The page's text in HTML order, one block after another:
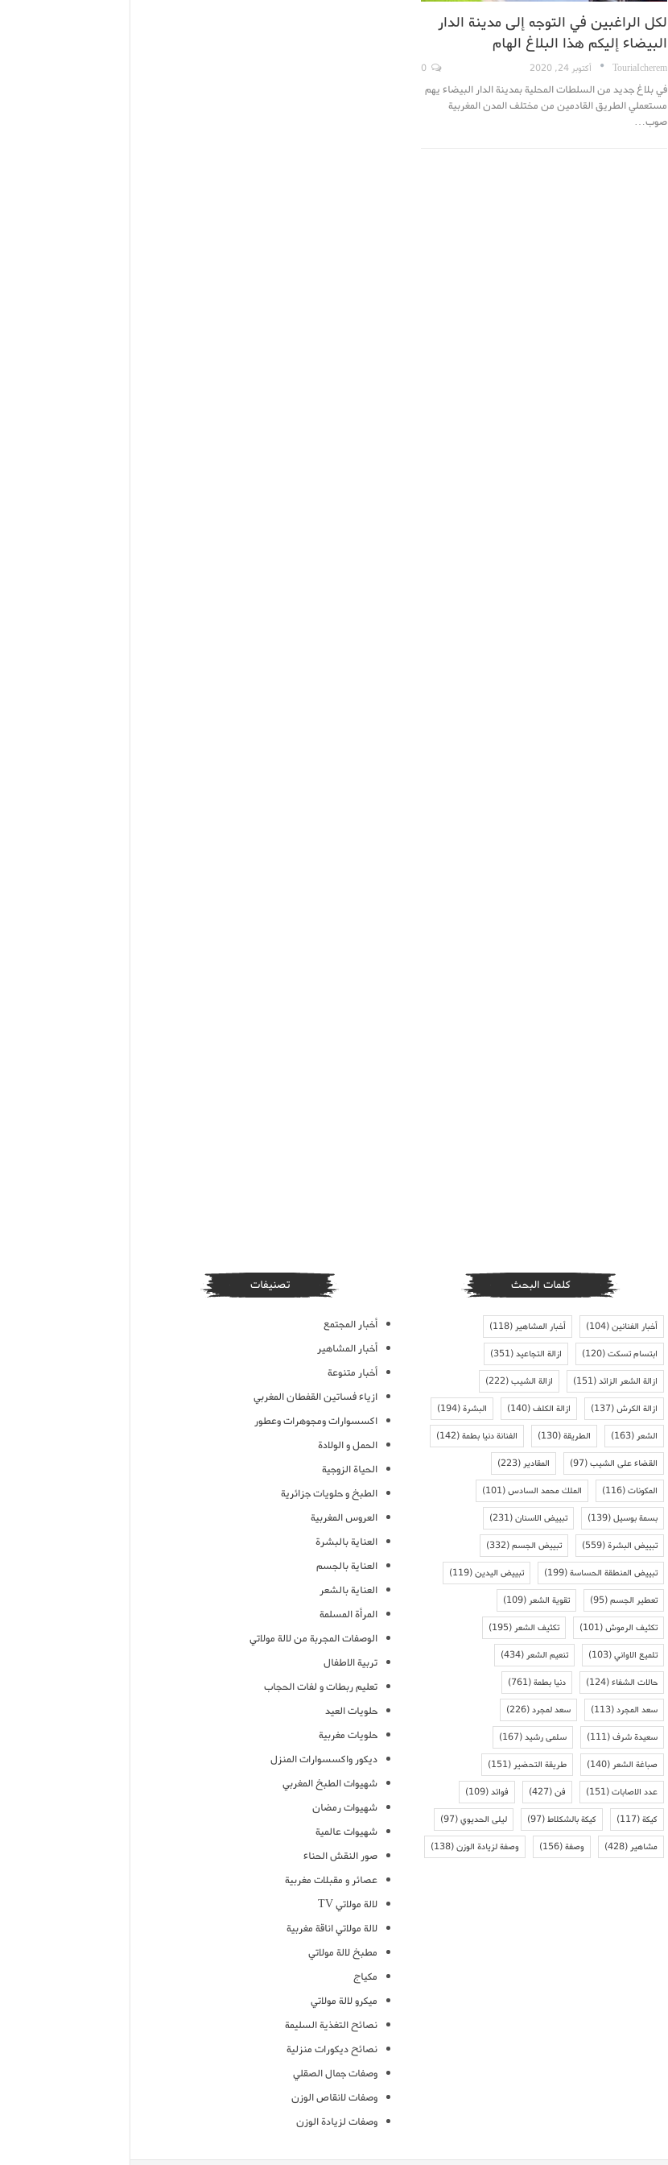
لكل الراغبين في التوجه إلى مدينة الدار
البيضاء إليكم هذا البلاغ الهام
TouriaIcherem أكتوبر 24, 2020
في بلاغ جديد من السلطات المحلية بمدينة الدار البيضاء يهم
مستعملي الطريق القادمين من مختلف المدن المغربية
صوب…
كلمات البحث
أخبار الفنانين(104) أخبار المشاهير(118)
ابتسام تسكت(120) ازالة التجاعيد(351)
ازالة الشعر الزائد(151) ازالة الشيب(222)
ازالة الكرش(137) ازالة الكلف(140) البشرة(194)
الشعر(163) الطريقة(130) الفنانة دنيا بطمة(142)
القضاء على الشيب(97) المقادير(223)
المكونات(116) الملك محمد السادس(101)
بسمة بوسيل(139) تبييض الاسنان(231)
تبييض البشرة(559) تبييض الجسم(332)
تبييض المنطقة الحساسة(199) تبييض اليدين(119)
تعطير الجسم(95) تقوية الشعر(109)
تكثيف الرموش(101) تكثيف الشعر(195)
تلميع الاواني(103) تنعيم الشعر(434)
حالات الشفاء(124) دنيا بطمة(761)
سعد المجرد(113) سعد لمجرد(226)
سعيدة شرف(111) سلمى رشيد(167)
صباغة الشعر(140) طريقة التحضير(151)
عدد الاصابات(151) فن(427) فوائد(109)
كيكة(117) كيكة بالشكلاط(97) ليلى الحديوي(97)
مشاهير(428) وصفة(156) وصفة لزيادة الوزن(138)
تصنيفات
أخبار المجتمع
أخبار المشاهير
أخبار متنوعة
ازياء فساتين القفطان المغربي
اكسسوارات ومجوهرات وعطور
الحمل و الولادة
الحياة الزوجية
الطبخ و حلويات جزائرية
العروس المغربية
العناية بالبشرة
العناية بالجسم
العناية بالشعر
المرأة المسلمة
الوصفات المجربة من لالة مولاتي
تربية الاطفال
تعليم ربطات و لفات الحجاب
حلويات العيد
حلويات مغربية
ديكور واكسسوارات المنزل
شهيوات الطبخ المغربي
شهيوات رمضان
شهيوات عالمية
صور النقش الحناء
عصائر و مقبلات مغربية
لالة مولاتي TV
لالة مولاتي اناقة مغربية
مطبخ لالة مولاتي
مكياج
ميكرو لالة مولاتي
نصائح التغذية السليمة
نصائح ديكورات منزلية
وصفات جمال الصقلي
وصفات لانقاص الوزن
وصفات لزيادة الوزن